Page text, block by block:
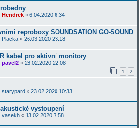
Hendrek « 6.04.2020 6:34
reproboxy SOUNDSATION GO-SOUND
Placka « 26.03.2020 23:18
kabel pro aktivní monitory
pavel2 « 28.02.2020 22:08
1 2
starypard « 23.02.2020 10:33
vystoupení
vasekh « 13.02.2020 7:58